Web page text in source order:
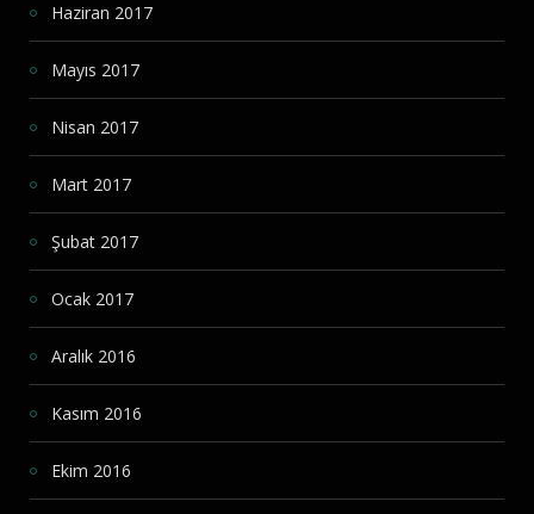
Haziran 2017
Mayıs 2017
Nisan 2017
Mart 2017
Şubat 2017
Ocak 2017
Aralık 2016
Kasım 2016
Ekim 2016